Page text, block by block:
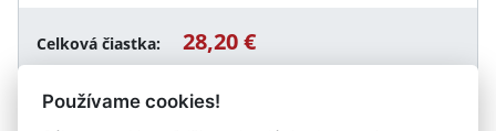
Celková čiastka: 28,20 €
Používame cookies!